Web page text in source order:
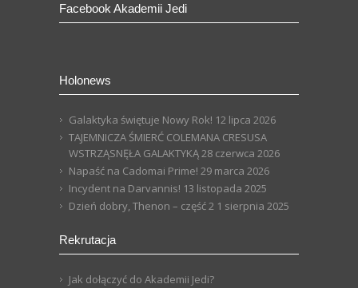
Facebook Akademii Jedi
Holonews
Galaktyka świętuje Nowy Rok! 12 lipca 2026
TAJEMNICZA ŚMIERĆ COLEMANA CRESUSA
WSTRZĄSNĘŁA GALAKTYKĄ28 czerwca 2026
Napaść na Cadomai Prime! 29 marca 2026
Incydent na Darvannis! 13 listopada 2025
Dzień dobry, Thenon – część 2 1 sierpnia 2025
Rekrutacja
Jak dołączyć do Akademii Jedi?